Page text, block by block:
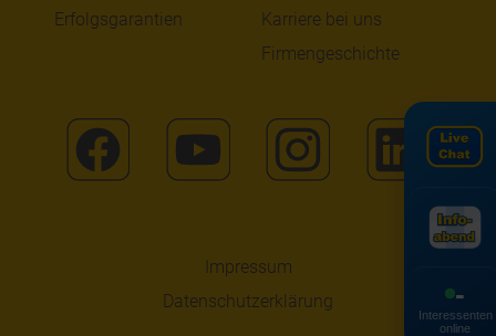
Erfolgsgarantien
Karriere bei uns
Firmengeschichte
Impressum
Datenschutzerklärung
-
Interessenten
online